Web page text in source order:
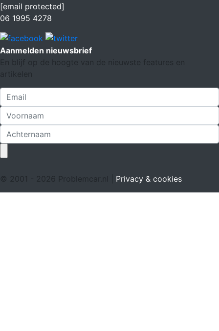
[email protected]
06 1995 4278
Aanmelden nieuwsbrief
En blijf op de hoogte van de nieuwste features en
artikelen
© 2001 - 2026 Problemcar.nl | Privacy & cookies